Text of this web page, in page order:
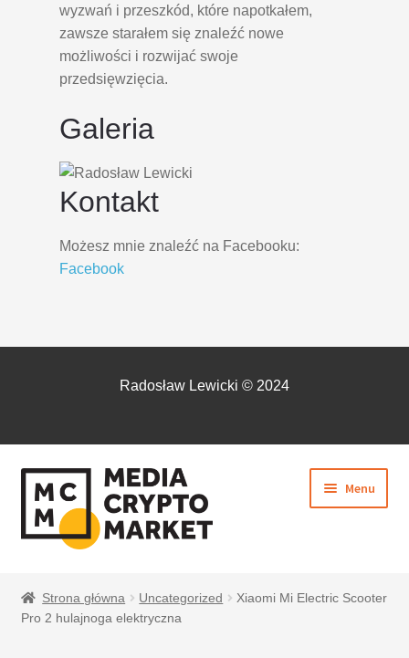
wyzwań i przeszkód, które napotkałem,
zawsze starałem się znaleźć nowe
możliwości i rozwijać swoje
przedsięwzięcia.
Galeria
Kontakt
Możesz mnie znaleźć na Facebooku:
Facebook
Radosław Lewicki © 2024
PRZEJDŹ
DO
NAWIGACJI
PRZEJDŹ
DO
TREŚCI
Menu
menu
Strona główna Uncategorized
Xiaomi Mi Electric Scooter
Pro 2 hulajnoga elektryczna